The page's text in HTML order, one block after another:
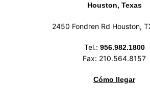
Houston, Texas
2450 Fondren Rd Houston,
Tel.: 956.982.1800
Fax: 210.564.8157
Cómo llegar